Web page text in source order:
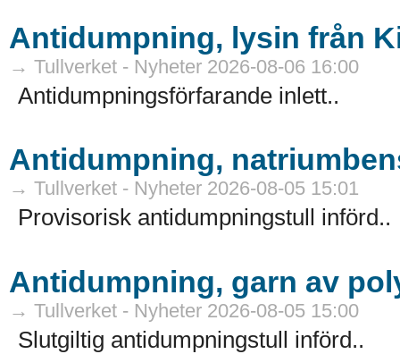
Antidumpning, lysin från
→ Tullverket - Nyheter 2026-08-06 16:00
Antidumpningsförfarande inlett..
Antidumpning,
→ Tullverket - Nyheter 2026-08-05 15:01
Provisorisk antidumpningstull införd..
Antidumpning, garn av
→ Tullverket - Nyheter 2026-08-05 15:00
Slutgiltig antidumpningstull införd..